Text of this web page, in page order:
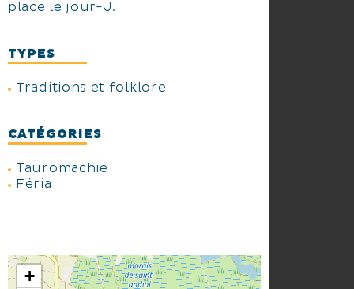
place le jour-J.
TYPES
Traditions et folklore
CATÉGORIES
Tauromachie
Féria
+